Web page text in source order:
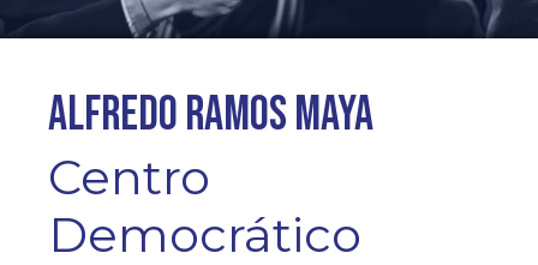
Alfredo Ramos Maya
Centro
Democrático